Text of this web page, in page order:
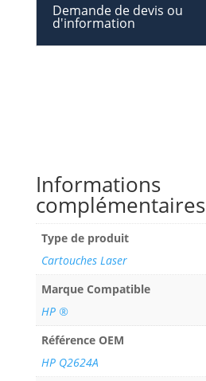
Demande de devis ou
d'information
Informations
complémentaires
Type de produit
Cartouches Laser
Marque Compatible
HP ®
Référence OEM
HP Q2624A